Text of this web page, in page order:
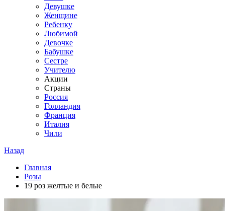
Девушке
Женщине
Ребенку
Любимой
Девочке
Бабушке
Сестре
Учителю
Акции
Страны
Россия
Голландия
Франция
Италия
Чили
Назад
Главная
Розы
19 роз желтые и белые